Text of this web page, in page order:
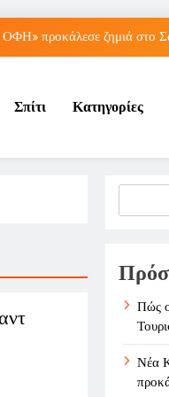
προκάλεσε ζημιά στο
των εκπτώσεων
προκάλεσε ζημιά στο
συμβουλή του γιου της για
Σπίτι Κατηγορίες
Πώς
Νέα